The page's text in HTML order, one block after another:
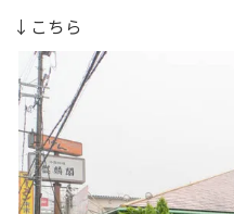
↓こちら